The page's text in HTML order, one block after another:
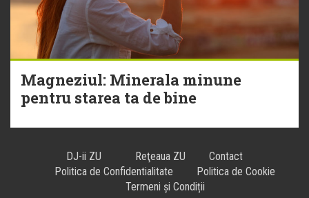
Magneziul: Minerala minune
pentru starea ta de bine
DJ-ii ZU Reţeaua ZU
Contact
Politica de Confidentialitate
Politica de Cookie
Termeni și Condiții